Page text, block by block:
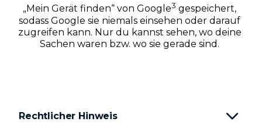
„Mein Gerät finden“ von Google3 gespeichert,
sodass Google sie niemals einsehen oder darauf
zugreifen kann. Nur du kannst sehen, wo deine
Sachen waren bzw. wo sie gerade sind.
Rechtlicher Hinweis